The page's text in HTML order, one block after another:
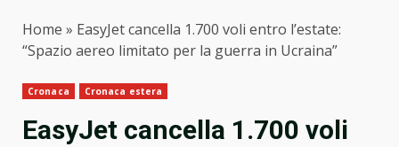
Home » EasyJet cancella 1.700 voli entro l’estate:
“Spazio aereo limitato per la guerra in Ucraina”
Cronaca Cronaca estera
EasyJet cancella 1.700 voli